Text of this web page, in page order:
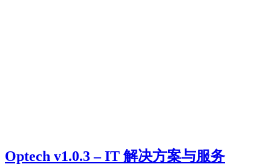
Optech v1.0.3 – IT 解决方案与服务